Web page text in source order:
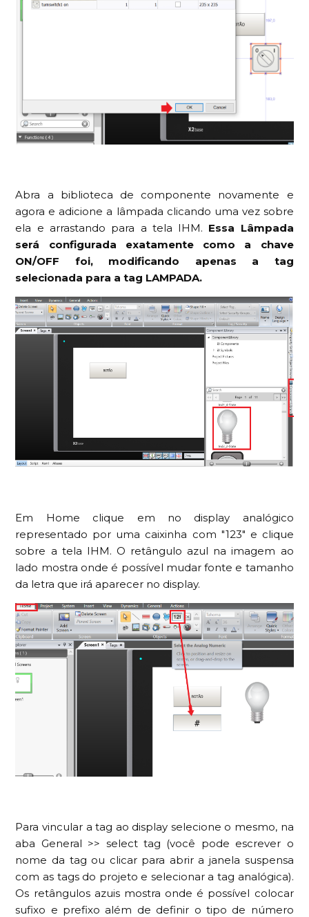
Abra a biblioteca de componente novamente e
agora e adicione a lâmpada clicando uma vez sobre
ela e arrastando para a tela IHM. Essa Lâmpada
será configurada exatamente como a chave
ON/OFF foi, modificando apenas a tag
selecionada para a tag LAMPADA.
Em Home clique em no display analógico
representado por uma caixinha com "123" e clique
sobre a tela IHM. O retângulo azul na imagem ao
lado mostra onde é possível mudar fonte e tamanho
da letra que irá aparecer no display.
Para vincular a tag ao display selecione o mesmo, na
aba General >> select tag (você pode escrever o
nome da tag ou clicar para abrir a janela suspensa
com as tags do projeto e selecionar a tag analógica).
Os retângulos azuis mostra onde é possível colocar
sufixo e prefixo além de definir o tipo de número